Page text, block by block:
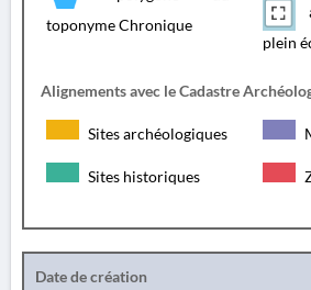
toponyme Chronique
plein
Alignements avec le Cadastre
Sites archéologiques
Sites historiques
Date de création